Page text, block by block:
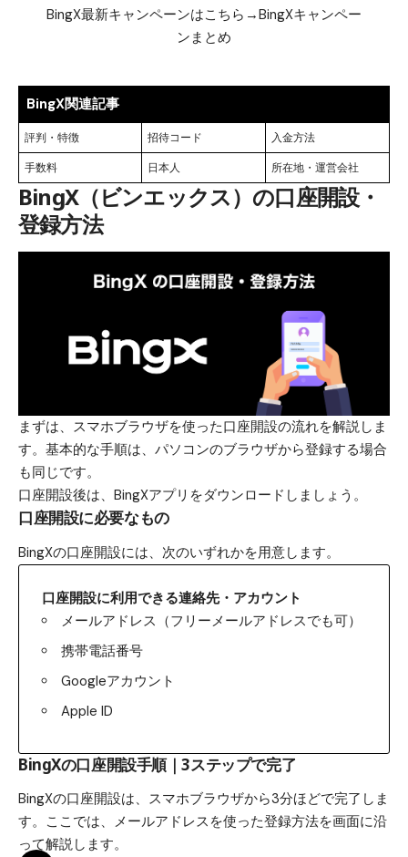
BingX最新キャンペーンはこちら→BingXキャンペー
ンまとめ
BingX関連記事
評判・特徴 招待コード 入金方法
手数料 日本人 所在地・運営会社
BingX（ビンエックス）の口座開設・
登録方法
まずは、スマホブラウザを使った口座開設の流れを解説しま
す。基本的な手順は、パソコンのブラウザから登録する場合
も同じです。
口座開設後は、BingXアプリをダウンロードしましょう。
口座開設に必要なもの
BingXの口座開設には、次のいずれかを用意します。
口座開設に利用できる連絡先・アカウント
メールアドレス（フリーメールアドレスでも可）
携帯電話番号
Googleアカウント
Apple ID
BingXの口座開設手順｜3ステップで完了
BingXの口座開設は、スマホブラウザから3分ほどで完了しま
す。ここでは、メールアドレスを使った登録方法を画面に沿
って解説します。